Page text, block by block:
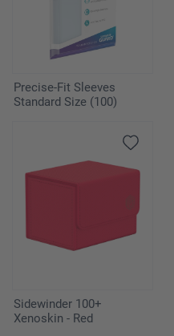
Precise-Fit Sleeves
Standard Size (100)
Sidewinder 100+
Xenoskin - Red